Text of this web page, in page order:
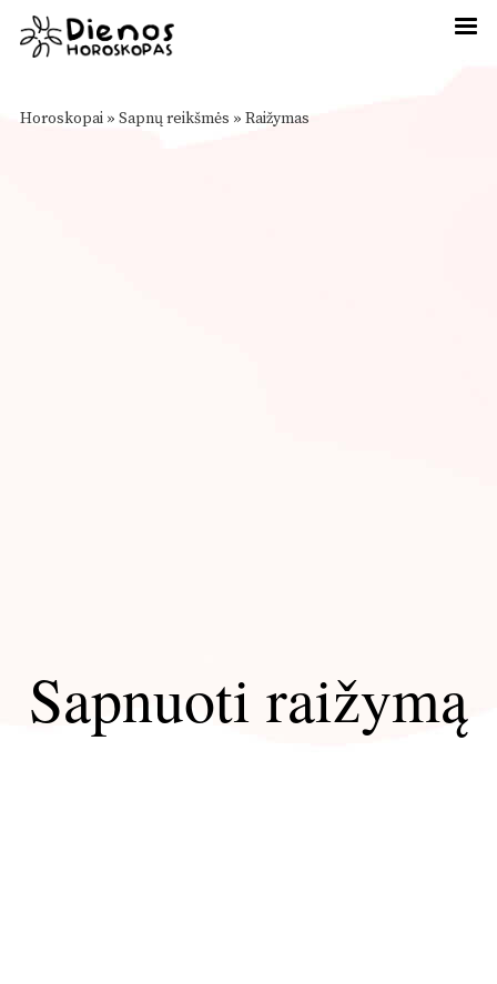
Horoskopai » Sapnų reikšmės » Raižymas
Sapnuoti raižymą